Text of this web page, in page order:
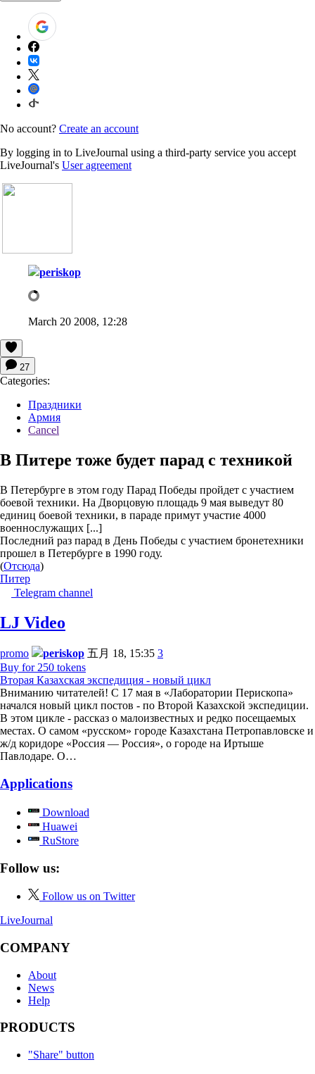
No account? Create an account
By logging in to LiveJournal using a third-party service you accept
LiveJournal's User agreement
periskop
March 20 2008, 12:28
27
Categories:
Праздники
Армия
Cancel
В Питере тоже будет парад с техникой
В Петербурге в этом году Парад Победы пройдет с участием
боевой техники. На Дворцовую площадь 9 мая выведут 80
единиц боевой техники, в параде примут участие 4000
военнослужащих [...]
Последний раз парад в День Победы с участием бронетехники
прошел в Петербурге в 1990 году.
(Отсюда)
Питер
Telegram channel
LJ Video
promo periskop 五月 18, 15:35 3
Buy for 250 tokens
Вторая Казахская экспедиция - новый цикл
Вниманию читателей! С 17 мая в «Лаборатории Перископа»
начался новый цикл постов - по Второй Казахской экспедиции.
В этом цикле - рассказ о малоизвестных и редко посещаемых
местах. О самом «русском» городе Казахстана Петропавловске и
ж/д коридоре «Россия — Россия», о городе на Иртыше
Павлодаре. О…
Applications
Download
Huawei
RuStore
Follow us:
Follow us on Twitter
LiveJournal
COMPANY
About
News
Help
PRODUCTS
"Share" button